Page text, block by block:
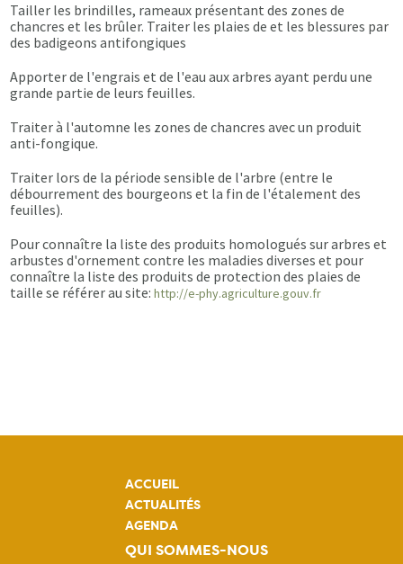
Tailler les brindilles, rameaux présentant des zones de
chancres et les brûler. Traiter les plaies de et les blessures par
des badigeons antifongiques
Apporter de l'engrais et de l'eau aux arbres ayant perdu une
grande partie de leurs feuilles.
Traiter à l'automne les zones de chancres avec un produit
anti-fongique.
Traiter lors de la période sensible de l'arbre (entre le
débourrement des bourgeons et la fin de l'étalement des
feuilles).
Pour connaître la liste des produits homologués sur arbres et
arbustes d'ornement contre les maladies diverses et pour
connaître la liste des produits de protection des plaies de
taille se référer au site:http://e-phy.agriculture.gouv.fr
ACCUEIL
ACTUALITÉS
AGENDA
QUI SOMMES-NOUS